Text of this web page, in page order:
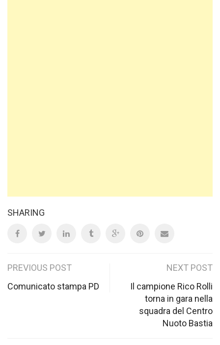
SHARING
Post
navigation
PREVIOUS POST
Comunicato stampa PD
NEXT POST
Il campione Rico Rolli
torna in gara nella
squadra del Centro
Nuoto Bastia